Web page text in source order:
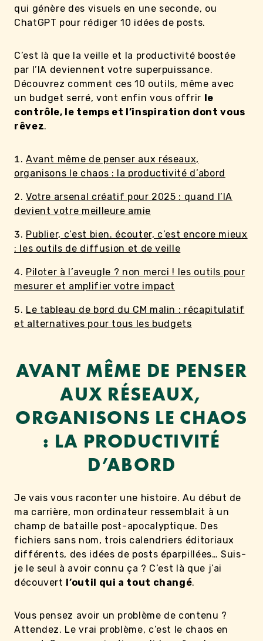
qui génère des visuels en une seconde, ou
ChatGPT pour rédiger 10 idées de posts.
C’est là que la veille et la productivité boostée
par l’IA deviennent votre superpuissance.
Découvrez comment ces 10 outils, même avec
un budget serré, vont enfin vous offrir le
contrôle, le temps et l’inspiration dont vous
rêvez.
Avant même de penser aux réseaux,
organisons le chaos : la productivité d’abord
Votre arsenal créatif pour 2025 : quand l’IA
devient votre meilleure amie
Publier, c’est bien. écouter, c’est encore mieux
: les outils de diffusion et de veille
Piloter à l’aveugle ? non merci ! les outils pour
mesurer et amplifier votre impact
Le tableau de bord du CM malin : récapitulatif
et alternatives pour tous les budgets
AVANT MÊME DE PENSER
AUX RÉSEAUX,
ORGANISONS LE CHAOS
: LA PRODUCTIVITÉ
D’ABORD
Je vais vous raconter une histoire. Au début de
ma carrière, mon ordinateur ressemblait à un
champ de bataille post-apocalyptique. Des
fichiers sans nom, trois calendriers éditoriaux
différents, des idées de posts éparpillées… Suis-
je le seul à avoir connu ça ? C’est là que j’ai
découvert l’outil qui a tout changé.
Vous pensez avoir un problème de contenu ?
Attendez. Le vrai problème, c’est le chaos en